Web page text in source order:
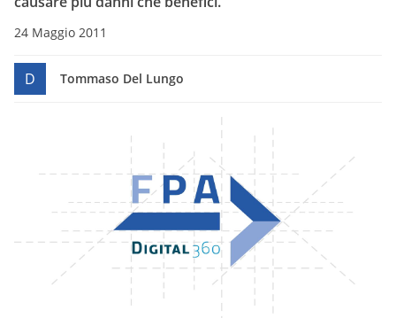
24 Maggio 2011
D Tommaso Del Lungo